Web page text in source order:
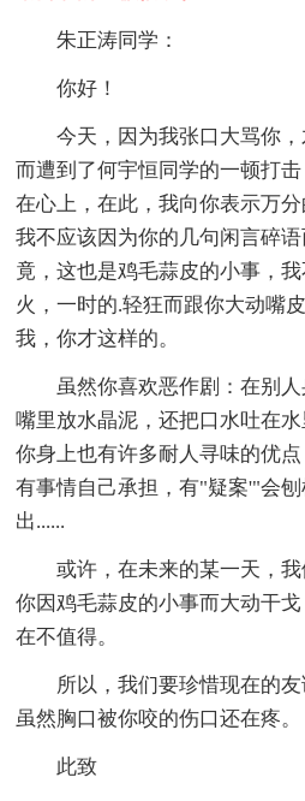
朱正涛同学：
你好！
今天，因为我张口大骂你
而遭到了何宇恒同学的一顿打
在心上，在此，我向你表示万
我不应该因为你的几句闲言碎
竟，这也是鸡毛蒜皮的小事，
火，一时的.轻狂而跟你大动嘴
我，你才这样的。
虽然你喜欢恶作剧：在别
嘴里放水晶泥，还把口水吐在
你身上也有许多耐人寻味的优
有事情自己承担，有"疑案'"会
出......
或许，在未来的某一天，
你因鸡毛蒜皮的小事而大动干
在不值得。
所以，我们要珍惜现在的友
虽然胸口被你咬的伤口还在疼。
此致